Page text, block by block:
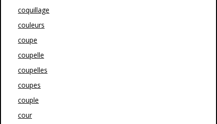
coquillage
couleurs
coupe
coupelle
coupelles
coupes
couple
cour